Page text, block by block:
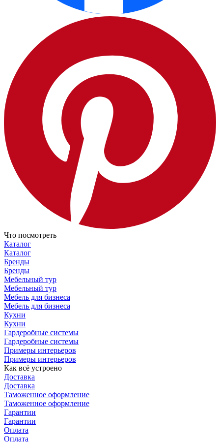
Что посмотреть
Каталог
Каталог
Бренды
Бренды
Мебельный тур
Мебельный тур
Мебель для бизнеса
Мебель для бизнеса
Кухни
Кухни
Гардеробные системы
Гардеробные системы
Примеры интерьеров
Примеры интерьеров
Как всё устроено
Доставка
Доставка
Таможенное оформление
Таможенное оформление
Гарантии
Гарантии
Оплата
Оплата